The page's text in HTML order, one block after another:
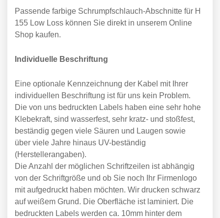
Passende farbige Schrumpfschlauch-Abschnitte für H
155 Low Loss können Sie direkt in unserem Online
Shop kaufen.
Individuelle Beschriftung
Eine optionale Kennzeichnung der Kabel mit Ihrer
individuellen Beschriftung ist für uns kein Problem.
Die von uns bedruckten Labels haben eine sehr hohe
Klebekraft, sind wasserfest, sehr kratz- und stoßfest,
beständig gegen viele Säuren und Laugen sowie
über viele Jahre hinaus UV-beständig
(Herstellerangaben).
Die Anzahl der möglichen Schriftzeilen ist abhängig
von der Schriftgröße und ob Sie noch Ihr Firmenlogo
mit aufgedruckt haben möchten. Wir drucken schwarz
auf weißem Grund. Die Oberfläche ist laminiert. Die
bedruckten Labels werden ca. 10mm hinter dem